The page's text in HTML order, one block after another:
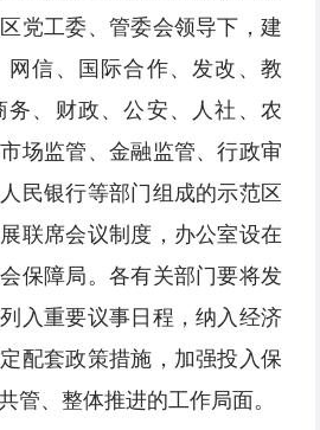
党工委、管委会领导下，建
网信、国际合作、发改、教
务、财政、公安、人社、农
场监管、金融监管、行政审
民银行等部门组成的示范区
联席会议制度，办公室设在
保障局。各有关部门要将发
入重要议事日程，纳入经济
配套政策措施，加强投入保
管、整体推进的工作局面。